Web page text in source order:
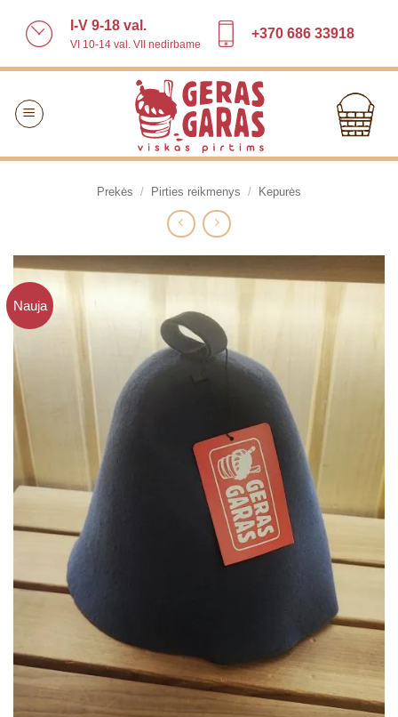
I-V 9-18 val.
VI 10-14 val. VII nedirbame
+370 686 33918
Prekės / Pirties reikmenys / Kepurės
Nauja